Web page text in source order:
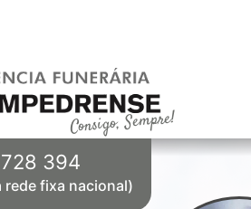
Consigo, Sempre!
394
rede fixa nacional)